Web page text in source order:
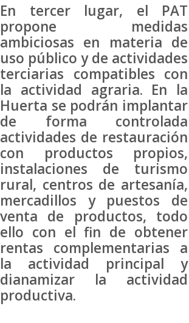
En tercer lugar, el PAT
propone medidas
ambiciosas en materia de
uso público y de actividades
terciarias compatibles con
la actividad agraria. En la
Huerta se podrán implantar
de forma controlada
actividades de restauración
con productos propios,
instalaciones de turismo
rural, centros de artesanía,
mercadillos y puestos de
venta de productos, todo
ello con el fin de obtener
rentas complementarias a
la actividad principal y
dianamizar la actividad
productiva.